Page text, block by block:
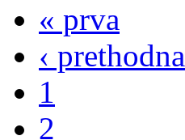
« prva
‹ prethodna
1
2